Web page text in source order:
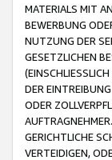
MATERIALS MIT
BEWERBUNG
NUTZUNG DER
GESETZLICHEN
DER
ODER
GERICHTLICHE
VERTEIDIGEN,